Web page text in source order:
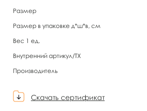
Размер
Размер в упаковке д*ш*в, см
Вес 1 ед.
Внутренний артикул/TX
Производитель
Скачать сертификат